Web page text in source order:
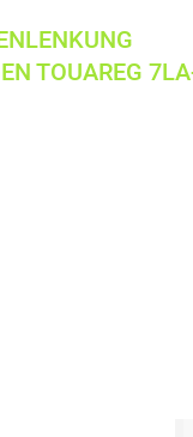
TOUAREG